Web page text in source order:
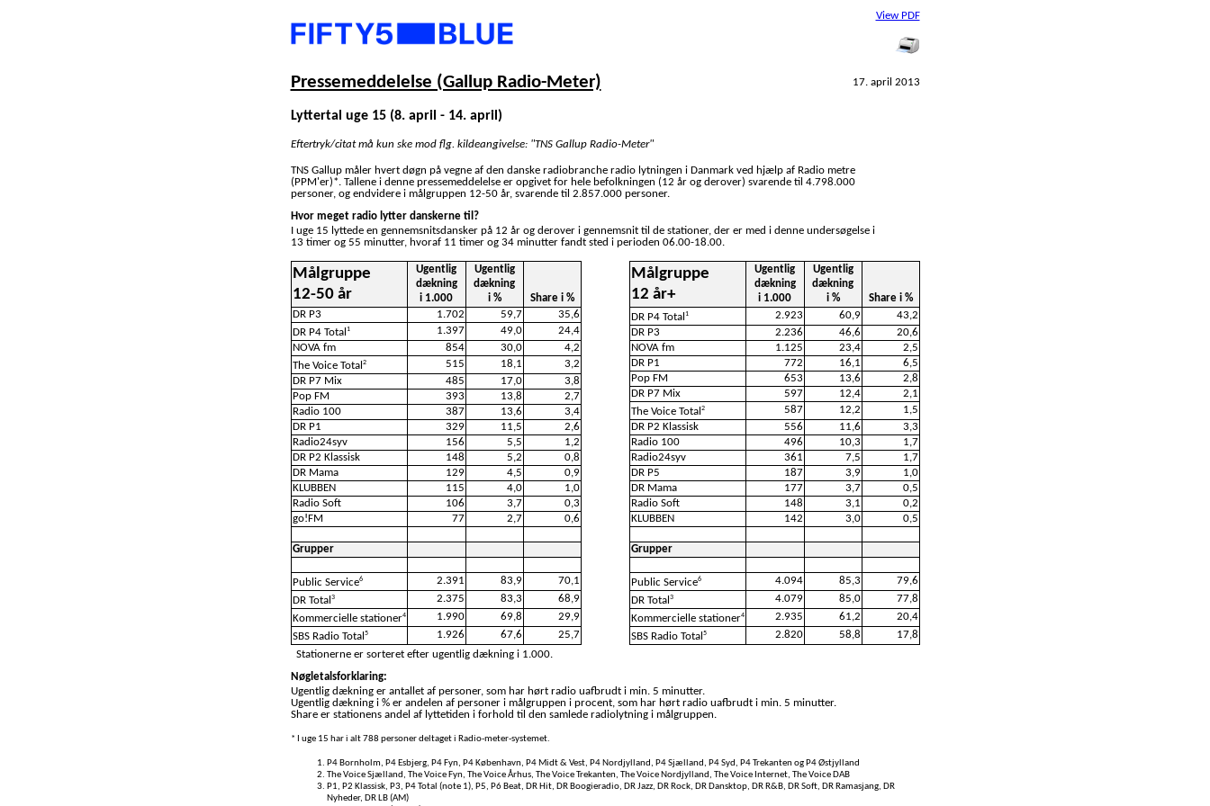
View PDF
Pressemeddelelse (Gallup Radio-Meter) 17. april 2013
Lyttertal uge 15 (8. april - 14. april)
Eftertryk/citat må kun ske mod flg. kildeangivelse: "TNS Gallup Radio-Meter"
TNS Gallup måler hvert døgn på vegne af den danske radiobranche radio lytningen i Danmark ved hjælp af Radio metre
(PPM'er)*. Tallene i denne pressemeddelelse er opgivet for hele befolkningen (12 år og derover) svarende til 4.798.000
personer, og endvidere i målgruppen 12-50 år, svarende til 2.857.000 personer.
Hvor meget radio lytter danskerne til?
I uge 15 lyttede en gennemsnitsdansker på 12 år og derover i gennemsnit til de stationer, der er med i denne undersøgelse i
13 timer og 55 minutter, hvoraf 11 timer og 34 minutter fandt sted i perioden 06.00-18.00.
Målgruppe
12-50 år
Ugentlig
dækning
i 1.000
Ugentlig
dækning
i %
Share i %
DR P3
1.702 59,7
35,6
DR P4 Total 1 1.397 49,0
24,4
NOVA fm
854 30,0
4,2
The Voice Total 2 515 18,1
3,2
DR P7 Mix
485 17,0
3,8
Pop FM
393 13,8
2,7
Radio 100
387 13,6
3,4
DR P1
329 11,5
2,6
Radio24syv
156 5,5
1,2
DR P2 Klassisk
148 5,2
0,8
DR Mama
129 4,5
0,9
KLUBBEN
115 4,0
1,0
Radio Soft
106 3,7
0,3
go!FM
77 2,7 0,6
Grupper
Public Service6 2.391 83,9
70,1
DR Total 3 2.375 83,3
68,9
Kommercielle stationer4 1.990 69,8
29,9
SBS Radio Total 5 1.926 67,6 25,7
Målgruppe
12 år+
Ugentlig
dækning
i 1.000
Ugentlig
dækning
i %
Share i %
DR P4 Total 1 2.923 60,9
43,2
DR P3
2.236 46,6
20,6
NOVA fm
1.125 23,4
2,5
DR P1
772 16,1
6,5
Pop FM
653 13,6
2,8
DR P7 Mix
597 12,4
2,1
The Voice Total 2 587 12,2
1,5
DR P2 Klassisk
556 11,6
3,3
Radio 100
496 10,3
1,7
Radio24syv
361 7,5
1,7
DR P5
187 3,9
1,0
DR Mama
177 3,7
0,5
Radio Soft
148 3,1
0,2
KLUBBEN
142 3,0 0,5
Grupper
Public Service6 4.094 85,3
79,6
DR Total 3 4.079 85,0
77,8
Kommercielle stationer4 2.935 61,2
20,4
SBS Radio Total 5 2.820 58,8
17,8
Stationerne er sorteret efter ugentlig dækning i 1.000.
Nøgletalsforklaring:
Ugentlig dækning er antallet af personer, som har hørt radio uafbrudt i min. 5 minutter.
Ugentlig dækning i % er andelen af personer i målgruppen i procent, som har hørt radio uafbrudt i min. 5 minutter.
Share er stationens andel af lyttetiden i forhold til den samlede radiolytning i målgruppen.
* I uge 15 har i alt 788 personer deltaget i Radio-meter-systemet.
P4 Bornholm, P4 Esbjerg, P4 Fyn, P4 København, P4 Midt & Vest, P4 Nordjylland, P4 Sjælland, P4 Syd, P4 Trekanten og P4 Østjylland
The Voice Sjælland, The Voice Fyn, The Voice Århus, The Voice Trekanten, The Voice Nordjylland, The Voice Internet, The Voice DAB
P1, P2 Klassisk, P3, P4 Total (note 1), P5, P6 Beat, DR Hit, DR Boogieradio, DR Jazz, DR Rock, DR Dansktop, DR R&B, DR Soft, DR Ramasjang, DR
Nyheder, DR LB (AM)